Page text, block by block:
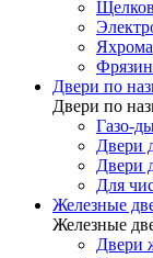
Яхрома
Двери по
Двери по
Газо-
Двери
Двери
Для
Железные
Железные
Двери